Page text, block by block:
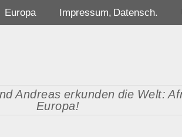
Andreas erkunden die Welt:
Europa!
Europa Impressum, Datensch.